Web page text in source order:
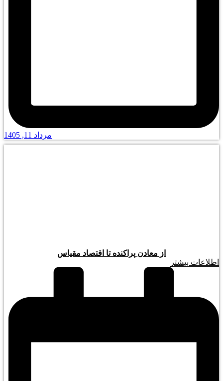
مرداد 11, 1405
از معادن پراکنده تا اقتصاد مقیاس
اطلاعات بیشتر